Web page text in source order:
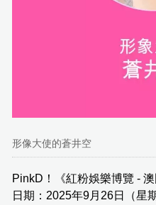
形像大使的蒼井空
PinkD！《紅粉娛樂博覽 - 澳
日期：2025年9月26日（星